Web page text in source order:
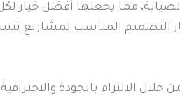
مما يجعلها أفضل خيار
التصميم المناسب لمشاريع
الالتزام بالجودة